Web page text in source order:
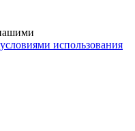
условиями использования